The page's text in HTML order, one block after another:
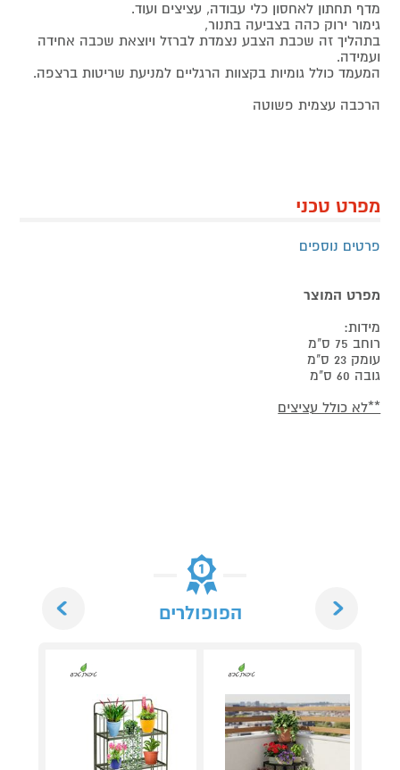
מדף תחתון לאחסון כלי עבודה, עציצים ועוד.
גימור ירוק כהה בצביעה בתנור,
בתהליך זה שכבת הצבע נצמדת לברזל ויוצאת שכבה אחידה
ועמידה.
המעמד כולל גומיות בקצוות הרגליים למניעת שריטות ברצפה.
הרכבה עצמית פשוטה
מפרט טכני
פרטים נוספים
מפרט המוצר
מידות:
רוחב 75 ס"מ
עומק 23 ס"מ
גובה 60 ס"מ
**לא כולל עציצים
הפופולרים